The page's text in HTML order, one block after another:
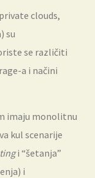
clouds,
su
se različiti
a i načini
imaju monolitnu
kul scenarije
i “šetanja”
i